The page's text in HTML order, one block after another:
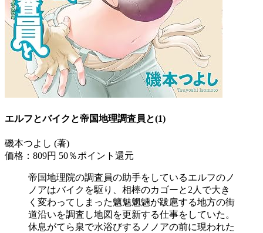
エルフとバイクと帝国地理調査員と(1)
磯本つよし (著)
価格：809円 50％ポイント還元
帝国地理院の調査員の助手をしているエルフのノ
ノアはバイクを駆り、相棒のカゴーと2人で大き
く変わってしまった魑魅魍魎が跋扈する地方の街
道沿いを調査し地図を更新する仕事をしていた。
休息がてら泉で水浴びするノノアの前に現われた